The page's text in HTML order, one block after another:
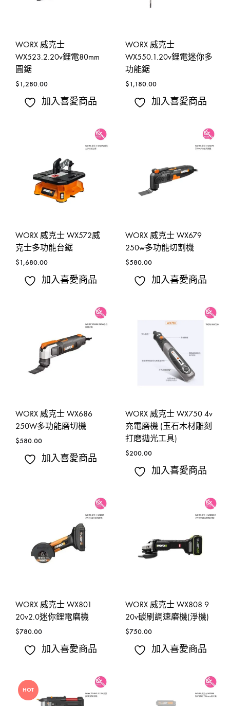
WORX 威克士
WX523.2.20v鋰電80mm
圓鋸
$1,280.00
加入喜愛商品
WORX 威克士
WX550.1.20v鋰電迷你多
功能鋸
$1,180.00
加入喜愛商品
WORX 威克士 WX572威
克士多功能台鋸
$1,680.00
加入喜愛商品
WORX 威克士 WX679
250w多功能切割機
$580.00
加入喜愛商品
WORX 威克士 WX686
250W多功能磨切機
$580.00
加入喜愛商品
WORX 威克士 WX750 4v
充電磨機 (玉石木材雕刻
打磨拋光工具)
$200.00
加入喜愛商品
WORX 威克士 WX801
20v2.0迷你鋰電磨機
$780.00
加入喜愛商品
WORX 威克士 WX808.9
20v碳刷調速磨機(淨機)
$750.00
加入喜愛商品
HOT